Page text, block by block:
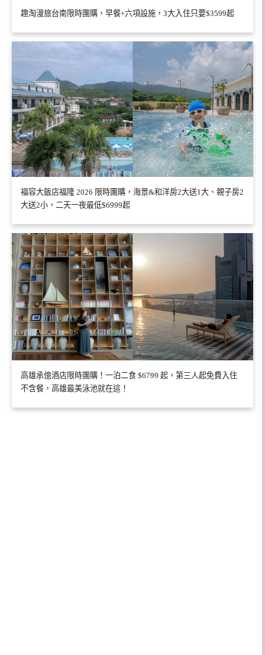
趣淘漫旅台南限時團購，早餐+六項設施，3大入住只要$3599起
福容大飯店福隆 2026 限時團購，海景&和洋房2大送1大、親子房2
大送2小，二天一夜最低$6999起
高雄承億酒店限時團購！一泊二食 $6799 起，第三人起免費入住
不含餐，高雄最美泳池就在這！